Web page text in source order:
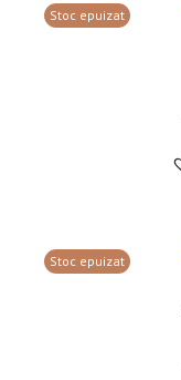
Stoc epuizat
Stoc epuizat